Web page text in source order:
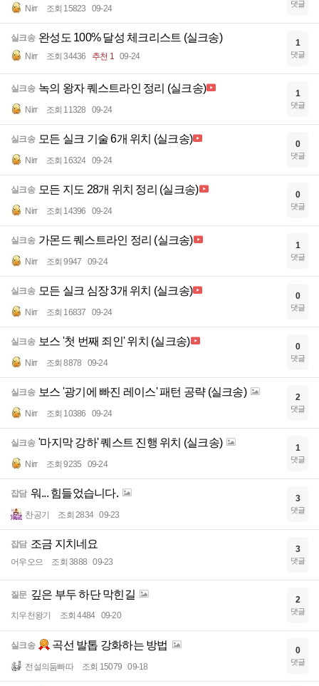
Nirr 조회 15823 09-24 댓글
실크송 완성도 100% 달성 체크리스트 (실크송)
Nirr 조회 34436 추천 1 09-24
1
댓글
실크송 녹의 왕자 퀘스트라인 정리 (실크송)
Nirr 조회 11328 09-24
1
댓글
실크송 모든 실크 기술 6개 위치 (실크송)
Nirr 조회 16324 09-24
0
댓글
실크송 모든 지도 28개 위치 정리 (실크송)
Nirr 조회 14396 09-24
0
댓글
실크송 가몬드 퀘스트라인 정리 (실크송)
Nirr 조회 9947 09-24
1
댓글
실크송 모든 실크 심장 3개 위치 (실크송)
Nirr 조회 16837 09-24
0
댓글
실크송 보스 '첫 번째 죄인' 위치 (실크송)
Nirr 조회 8878 09-24
0
댓글
실크송 보스 '광기에 빠진 레이스' 패턴 공략 (실크송)
Nirr 조회 10386 09-24
2
댓글
실크송 '마지막 강하' 퀘스트 진행 위치 (실크송)
Nirr 조회 9235 09-24
1
댓글
잡담 워... 힘들었습니다.
찬공기 조회 2834 09-23
3
댓글
잡담 조금 지치네요
어우오으 조회 3888 09-23
3
댓글
질문 깊은 부두 하단 막힌길
치우천왕기 조회 4484 09-20
2
댓글
실크송 곡선 발톱 강화하는 방법
전설의둠빠따 조회 15079 09-18
0
댓글